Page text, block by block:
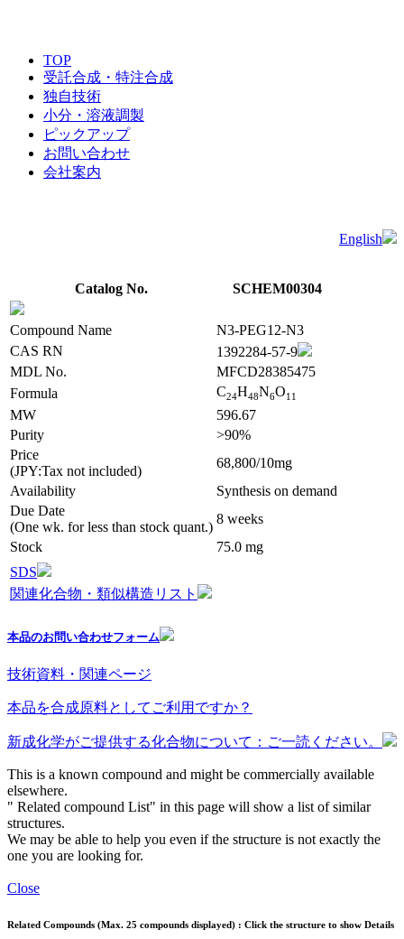
TOP
受託合成・特注合成
独自技術
小分・溶液調製
ピックアップ
お問い合わせ
会社案内
English
Catalog No. SCHEM00304
Compound Name
N3-PEG12-N3
CAS RN
1392284-57-9
MDL No.
MFCD28385475
Formula
C24H48N6O1 1
MW
596.67
Purity
>90%
Price
(JPY:Tax not included)
68,800/10mg
Availability
Synthesis on demand
Due Date
(One wk. for less than stock quant.)
8 weeks
Stock
75.0 mg
SDS
関連化合物・類似構造リスト
本品のお問い合わせフォーム
技術資料・関連ページ
本品を合成原料としてご利用ですか？
新成化学がご提供する化合物について：ご一読ください。
This is a known compound and might be commercially available
elsewhere.
" Related compound List" in this page will show a list of similar
structures.
We may be able to help you even if the structure is not exactly the
one you are looking for.
Close
Related Compounds (Max. 25 compounds displayed) : Click the structure to show Details